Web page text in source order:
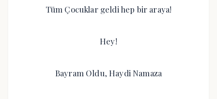
Tüm Çocuklar geldi hep bir araya!
Hey!
Bayram Oldu, Haydi Namaza